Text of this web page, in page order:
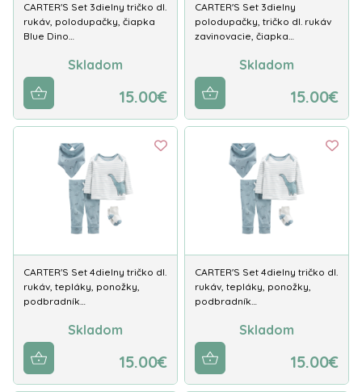
CARTER'S Set 3dielny tričko dl.
rukáv, polodupačky, čiapka
Blue Dino…
Skladom
15.00€
CARTER'S Set 3dielny
polodupačky, tričko dl. rukáv
zavinovacie, čiapka…
Skladom
15.00€
CARTER'S Set 4dielny tričko dl.
rukáv, tepláky, ponožky,
podbradník…
Skladom
15.00€
CARTER'S Set 4dielny tričko dl.
rukáv, tepláky, ponožky,
podbradník…
Skladom
15.00€